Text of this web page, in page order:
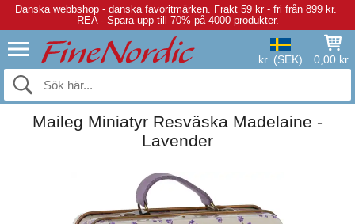
Danska webbshop - danska favoritmärken. Frakt 59 kr - fri från 899 kr.
REA - Spara upp till 70% på 4000 produkter.
kr. (SEK) 0,00 kr.
Maileg Miniatyr Resväska Madelaine -
Lavender